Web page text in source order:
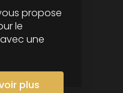
propose
le
une
plus